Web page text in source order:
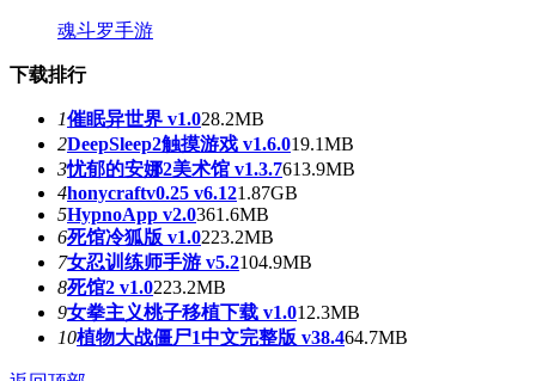
魂斗罗手游
下载排行
1催眠异世界 v1.028.2MB
2DeepSleep2触摸游戏 v1.6.019.1MB
3忧郁的安娜2美术馆 v1.3.7613.9MB
4honycraftv0.25 v6.121.87GB
5HypnoApp v2.0361.6MB
6死馆冷狐版 v1.0223.2MB
7女忍训练师手游 v5.2104.9MB
8死馆2 v1.0223.2MB
9女拳主义桃子移植下载 v1.012.3MB
10植物大战僵尸1中文完整版 v38.464.7MB